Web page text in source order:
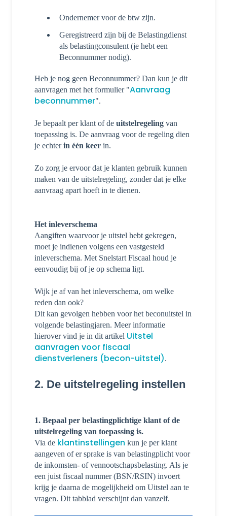
Ondernemer voor de btw zijn.
Geregistreerd zijn bij de Belastingdienst
als belastingconsulent (je hebt een
Beconnummer nodig).
Heb je nog geen Beconnummer? Dan kun je dit
aanvragen met het formulier "Aanvraag
beconnummer".
Je bepaalt per klant of de uitstelregeling van
toepassing is. De aanvraag voor de regeling dien
je echterin één keer in.
Zo zorg je ervoor dat je klanten gebruik kunnen
maken van de uitstelregeling, zonder dat je elke
aanvraag apart hoeft in te dienen.
Het inleverschema
Aangiften waarvoor je uitstel hebt gekregen,
moet je indienen volgens een vastgesteld
inleverschema. Met Snelstart Fiscaal houd je
eenvoudig bij of je op schema ligt.
Wijk je af van het inleverschema, om welke
reden dan ook?
Dit kan gevolgen hebben voor het beconuitstel in
volgende belastingjaren. Meer informatie
hierover vind je in dit artikel Uitstel
aanvragen voor fiscaal
dienstverleners (becon-uitstel).
2. De uitstelregeling instellen
1. Bepaal per belastingplichtige klant of de
uitstelregeling van toepassing is.
Via de klantinstellingen kun je per klant
aangeven of er sprake is van belastingplicht voor
de inkomsten- of vennootschapsbelasting. Als je
een juist fiscaal nummer (BSN/RSIN) invoert
krijg je daarna de mogelijkheid om Uitstel aan te
vragen. Dit tabblad verschijnt dan vanzelf.